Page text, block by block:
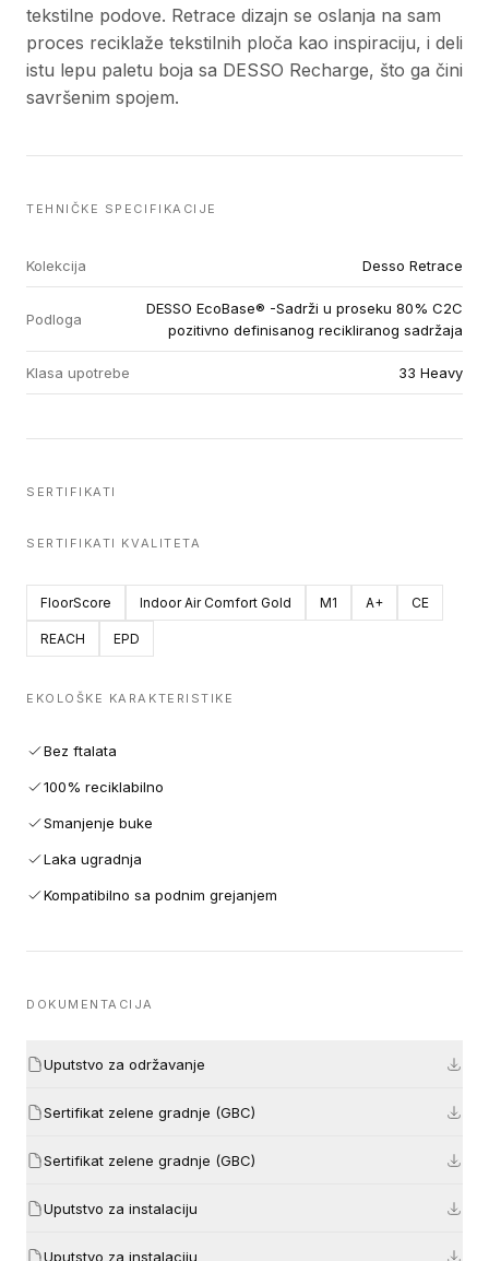
tekstilne podove. Retrace dizajn se oslanja na sam
proces reciklaže tekstilnih ploča kao inspiraciju, i deli
istu lepu paletu boja sa DESSO Recharge, što ga čini
savršenim spojem.
TEHNIČKE SPECIFIKACIJE
Kolekcija Desso Retrace
Podloga
DESSO EcoBase® -Sadrži u proseku 80% C2C
pozitivno definisanog recikliranog sadržaja
Klasa upotrebe 33 Heavy
SERTIFIKATI
SERTIFIKATI KVALITETA
FloorScore Indoor Air Comfort Gold M1 A+ CE
REACH EPD
EKOLOŠKE KARAKTERISTIKE
Bez ftalata
100% reciklabilno
Smanjenje buke
Laka ugradnja
Kompatibilno sa podnim grejanjem
DOKUMENTACIJA
Uputstvo za održavanje
Sertifikat zelene gradnje (GBC)
Sertifikat zelene gradnje (GBC)
Uputstvo za instalaciju
Uputstvo za instalaciju